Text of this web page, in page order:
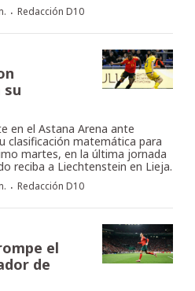
· Redacción D10
su
en el Astana Arena ante
clasificación matemática para
martes, en la última jornada
reciba a Liechtenstein en Lieja.
· Redacción D10
el
de